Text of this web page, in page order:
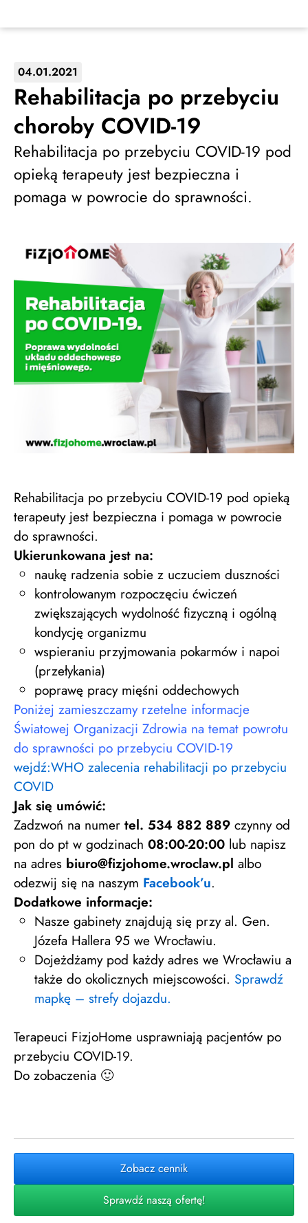
04.01.2021
Rehabilitacja po przebyciu
choroby COVID-19
Rehabilitacja po przebyciu COVID-19 pod
opieką terapeuty jest bezpieczna i
pomaga w powrocie do sprawności.
Rehabilitacja po przebyciu COVID-19 pod opieką
terapeuty jest bezpieczna i pomaga w powrocie
do sprawności.
Ukierunkowana jest na:
naukę radzenia sobie z uczuciem duszności
kontrolowanym rozpoczęciu ćwiczeń
zwiększających wydolność fizyczną i ogólną
kondycję organizmu
wspieraniu przyjmowania pokarmów i napoi
(przełykania)
poprawę pracy mięśni oddechowych
Poniżej zamieszczamy rzetelne informacje
Światowej Organizacji Zdrowia na temat powrotu
do sprawności po przebyciu COVID-19
wejdź:WHO zalecenia rehabilitacji po przebyciu
COVID
Jak się umówić:
Zadzwoń na numer tel. 534 882 889 czynny od
pon do pt w godzinach 08:00-20:00 lub napisz
na adres biuro@fizjohome.wroclaw.pl albo
odezwij się na naszym Facebook’u.
Dodatkowe informacje:
Nasze gabinety znajdują się przy al. Gen.
Józefa Hallera 95 we Wrocławiu.
Dojeżdżamy pod każdy adres we Wrocławiu a
także do okolicznych miejscowości. Sprawdź
mapkę – strefy dojazdu.
Terapeuci FizjoHome usprawniają pacjentów po
przebyciu COVID-19.
Do zobaczenia 🙂
Zobacz cennik
Sprawdź naszą ofertę!